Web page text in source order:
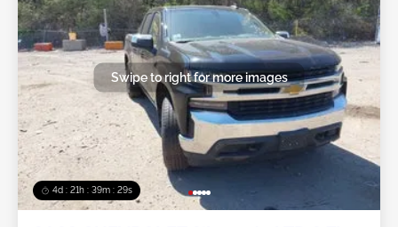
4d : 21h : 39m : 26s
Swipe to right for more images